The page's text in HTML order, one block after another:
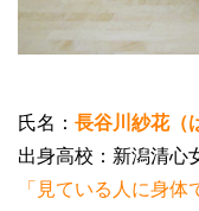
氏名： 長谷川紗花（
出身高校：新潟清心
「見ている人に身体